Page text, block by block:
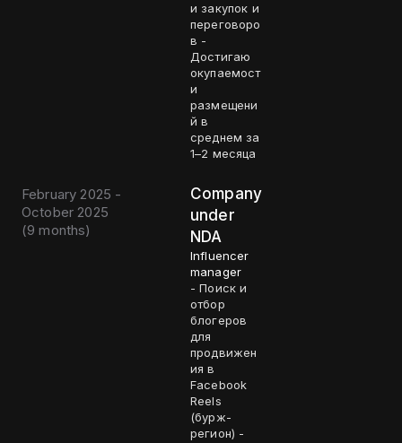
и закупок и
переговоро
в -
Достигаю
окупаемост
и
размещени
й в
среднем за
1–2 месяца
February 2025 -
October 2025
(9 months)
Company
under
NDA
Influencer
manager
- Поиск и
отбор
блогеров
для
продвижен
ия в
Facebook
Reels
(бурж-
регион) -